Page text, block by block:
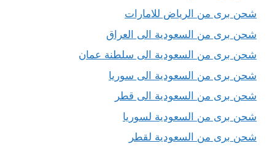
شحن برى من الرياض للامارات
شحن برى من السعودية الى العراق
شحن برى من السعودية الى سلطنة عمان
شحن برى من السعودية الى سوريا
شحن برى من السعودية الى قطر
شحن برى من السعودية لسوريا
شحن برى من السعودية لقطر